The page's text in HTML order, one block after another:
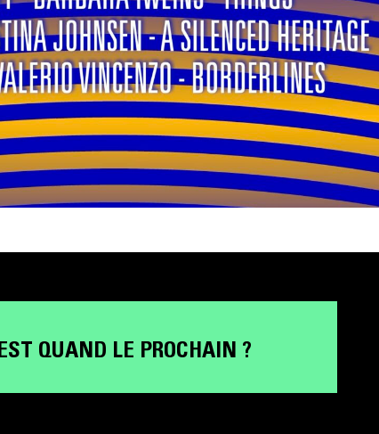
QUAND LE PROCHAIN ?